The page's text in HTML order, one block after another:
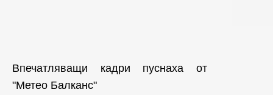
Впечатляващи кадри пуснаха от
"Метео Балканс"